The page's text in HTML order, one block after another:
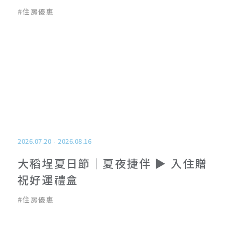
#住房優惠
2026.07.20 - 2026.08.16
大稻埕夏日節｜夏夜捷伴 ▶ 入住贈
祝好運禮盒
#住房優惠